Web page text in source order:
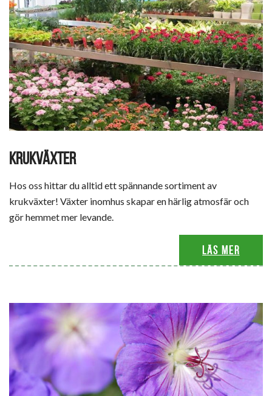
KRUKVÄXTER
Hos oss hittar du alltid ett spännande sortiment av
krukväxter! Växter inomhus skapar en härlig atmosfär och
gör hemmet mer levande.
Läs mer